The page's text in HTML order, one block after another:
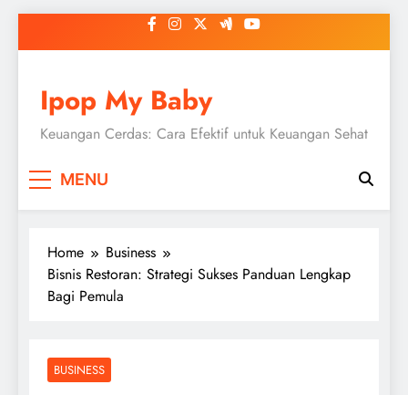
to
Ipop My Baby
Keuangan Cerdas: Cara Efektif untuk Keuangan Sehat
MENU
Home
Business
Bisnis Restoran: Strategi Sukses Panduan Lengkap
Bagi Pemula
BUSINESS